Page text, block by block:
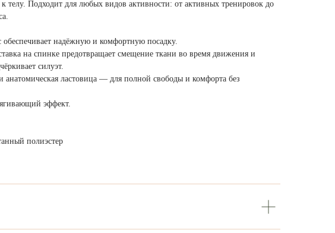
к телу. Подходит для любых видов активности: от активных тренировок до
надёжную и комфортную посадку.
на спинке предотвращает смещение ткани во время движения и
силуэт.
ластовица — для полной свободы и комфорта без
эффект.
полиэстер